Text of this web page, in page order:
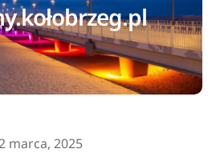
marca, 2025